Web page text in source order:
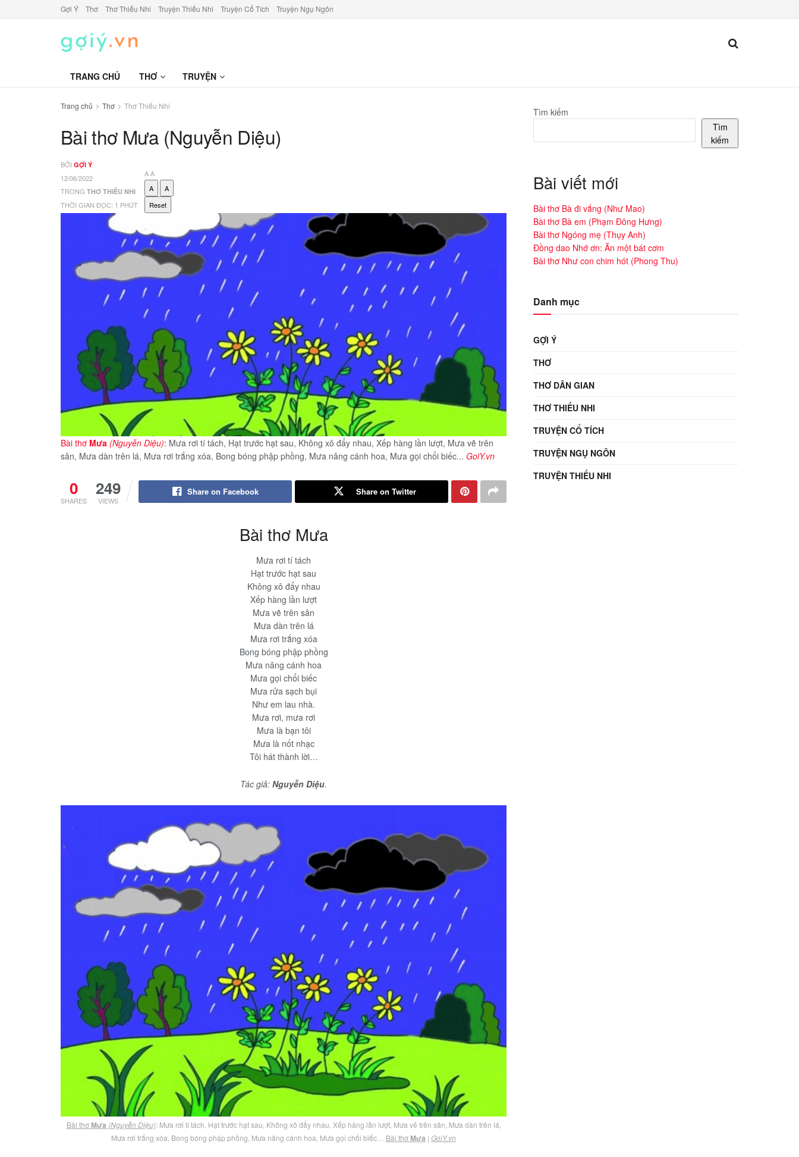
Gợi Ý Thơ Thơ Thiếu Nhi Truyện Thiếu Nhi Truyện Cổ Tích Truyện Ngụ Ngôn
TRANG CHỦ THƠ TRUYỆN
Trang chủ Thơ Thơ Thiếu Nhi
Bài thơ Mưa (Nguyễn Diệu)
BỞI GỢI Ý
12/06/2022
TRONG THƠ THIẾU NHI
THỜI GIAN ĐỌC: 1 PHÚT
AA
A
A
Reset
Bài thơ Mưa (Nguyễn Diệu): Mưa rơi tí tách, Hạt trước hạt sau, Không xô đẩy nhau, Xếp hàng lần lượt, Mưa vẽ trên
sân, Mưa dàn trên lá, Mưa rơi trắng xóa, Bong bóng phập phồng, Mưa nâng cánh hoa, Mưa gọi chổi biếc... GoiY.vn
0
SHARES
249
VIEWS
Share on Facebook Share on Twitter
Bài thơ Mưa
Mưa rơi tí tách
Hạt trước hạt sau
Không xô đẩy nhau
Xếp hàng lần lượt
Mưa vẽ trên sân
Mưa dàn trên lá
Mưa rơi trắng xóa
Bong bóng phập phồng
Mưa nâng cánh hoa
Mưa gọi chổi biếc
Mưa rửa sạch bụi
Như em lau nhà.
Mưa rơi, mưa rơi
Mưa là bạn tôi
Mưa là nốt nhạc
Tôi hát thành lời…
Tác giả: Nguyễn Diệu.
Bài thơ Mưa (Nguyễn Diệu): Mưa rơi tí tách, Hạt trước hạt sau, Không xô đẩy nhau, Xếp hàng lần lượt, Mưa vẽ trên sân, Mưa dàn trên lá,
Mưa rơi trắng xóa, Bong bóng phập phồng, Mưa nâng cánh hoa, Mưa gọi chổi biếc… Bài thơ Mưa | GoiY.vn
Tìm kiếm
Tìm
kiếm
Bài viết mới
Bài thơ Bà đi vắng (Như Mao)
Bài thơ Bà em (Phạm Đông Hưng)
Bài thơ Ngóng mẹ (Thụy Anh)
Đồng dao Nhớ ơn: Ăn một bát cơm
Bài thơ Như con chim hót (Phong Thu)
Danh mục
GỢI Ý
THƠ
THƠ DÂN GIAN
THƠ THIẾU NHI
TRUYỆN CỔ TÍCH
TRUYỆN NGỤ NGÔN
TRUYỆN THIẾU NHI